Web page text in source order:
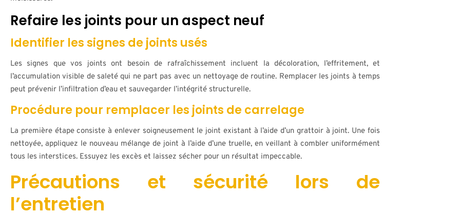
Refaire les joints pour un aspect neuf
Identifier les signes de joints usés
Les signes que vos joints ont besoin de rafraîchissement incluent la décoloration, l’effritement, et
l’accumulation visible de saleté qui ne part pas avec un nettoyage de routine. Remplacer les joints à temps
peut prévenir l’infiltration d’eau et sauvegarder l’intégrité structurelle.
Procédure pour remplacer les joints de carrelage
La première étape consiste à enlever soigneusement le joint existant à l’aide d’un grattoir à joint. Une fois
nettoyée, appliquez le nouveau mélange de joint à l’aide d’une truelle, en veillant à combler uniformément
tous les interstices. Essuyez les excès et laissez sécher pour un résultat impeccable.
Précautions et sécurité lors de
l’entretien